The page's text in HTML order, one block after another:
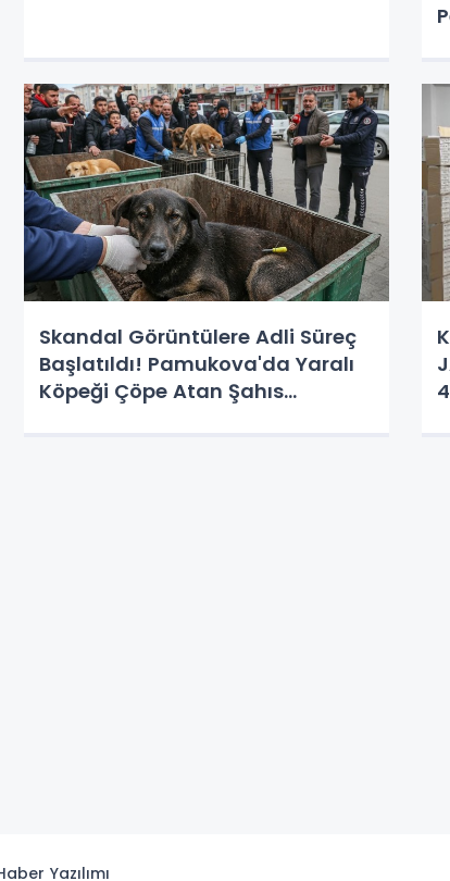
Skandal Görüntülere Adli Süreç
Başlatıldı! Pamukova'da Yaralı
Köpeği Çöpe Atan Şahıs
Yazılımı